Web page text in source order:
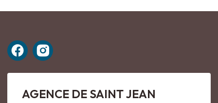
AGENCE DE SAINT JEAN